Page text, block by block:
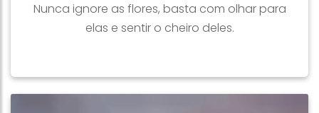
Nunca ignore as flores, basta com olhar para
elas e sentir o cheiro deles.